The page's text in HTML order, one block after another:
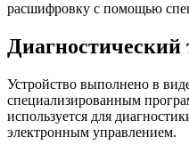
расшифровку с помощью
Диагностический
Устройство выполнено в
специализированным
используется для
электронным управлением.